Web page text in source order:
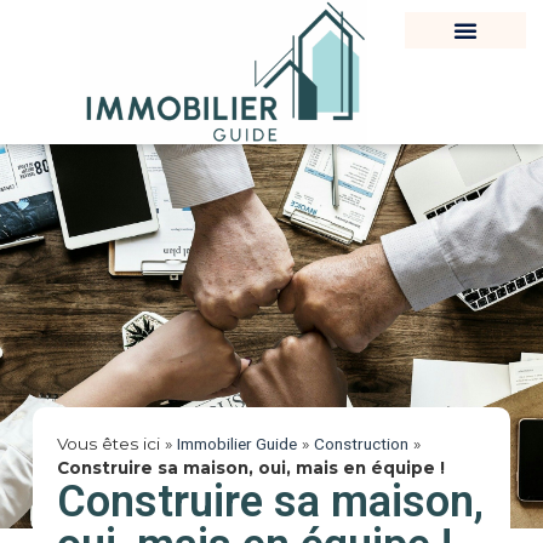
Vous êtes ici » Immobilier Guide» Construction »
Construire sa maison, oui, mais en équipe !
Construire sa maison,